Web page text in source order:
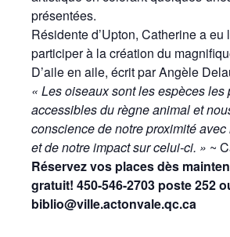
présentées.
Résidente d’Upton, Catherine a eu
participer à la création du
D’aile en aile, écrit par Angèle
« Les oiseaux sont les espèces les
accessibles du règne animal et
conscience de notre proximité
et de notre impact sur celui-ci. » ~
Réservez vos places dès
gratuit! 450-546-2703 poste 252
biblio@ville.actonvale.qc.ca